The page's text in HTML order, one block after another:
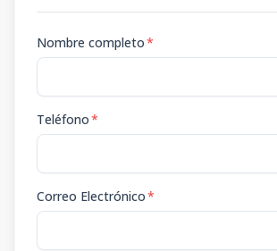
Nombre completo*
Teléfono*
Correo Electrónico*